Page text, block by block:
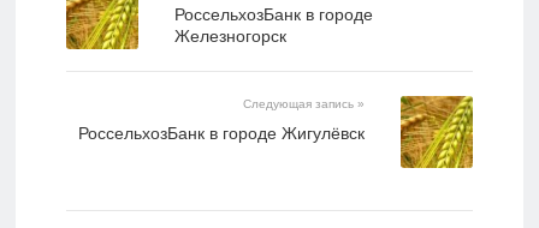
РоссельхозБанк в городе
Железногорск
Следующая запись »
РоссельхозБанк в городе Жигулёвск